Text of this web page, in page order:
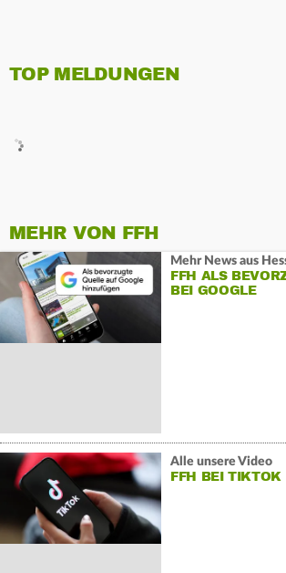
TOP MELDUNGEN
MEHR VON FFH
Mehr News aus
FFH ALS
BEI GOOGLE
Alle unsere Video
FFH BEI TIKTOK